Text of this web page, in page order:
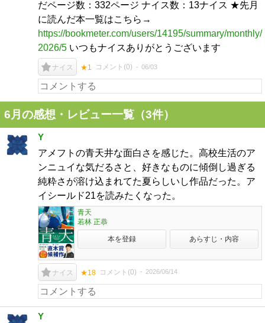
だページ数：332ページ ナイス数：13ナイス ★先月
に読んだ本一覧はこちら→
https://bookmeter.com/users/14195/summary/monthly/
2026/5 いつもナイスありがとうございます
ナイス ★1 コメント(0) 06/03
6月の感想・レビュー一覧（3件）
Y
アメフトの青天井な面白さを感じた。高校生活のア
ンニュイな気だるさと、好きなものに傾倒し過ぎる
純粋さが溶け込まれてた夏らしいし作品だった。ア
イシールド21を読みたくなった。
青天
若林 正恭
本を登録 あらすじ・内容
ナイス ★18 コメント(0) 2026/06/14
Y